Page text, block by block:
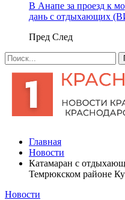
В Анапе за проезд к
дань с отдыхающих
Пред След
Главная
Новости
Катамаран с
Темрюкском районе
Новости